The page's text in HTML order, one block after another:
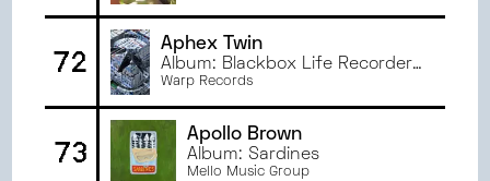
72
Aphex Twin
Album: Blackbox Life Recorder
21f / in a room7 F760
Warp Records
73
Apollo Brown
Album: Sardines
Mello Music Group